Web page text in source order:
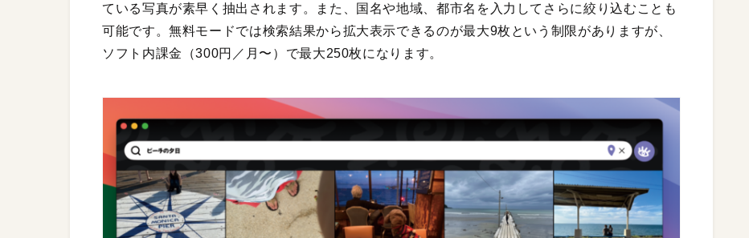
ている写真が素早く抽出されます。また、国名や地域、都市名を入力してさらに絞り込むことも
可能です。無料モードでは検索結果から拡大表示できるのが最大9枚という制限がありますが、
ソフト内課金（300円／月〜）で最大250枚になります。